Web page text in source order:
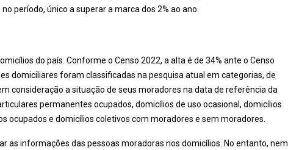
período, único a superar a marca dos 2% ao ano.
do país. Conforme o Censo 2022, a alta é de 34% ante o Censo
domiciliares foram classificadas na pesquisa atual em categorias, de
consideração a situação de seus moradores na data de referência da
permanentes ocupados, domicílios de uso ocasional, domicílios
ocupados e domicílios coletivos com moradores e sem moradores.
as informações das pessoas moradoras nos domicílios. No entanto, nem